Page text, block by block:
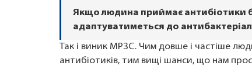
Якщо людина приймає антибіотики
адаптуватиметься до
Так і виник МРЗС. Чим довше і частіше
антибіотиків, тим вищі шанси, що нам